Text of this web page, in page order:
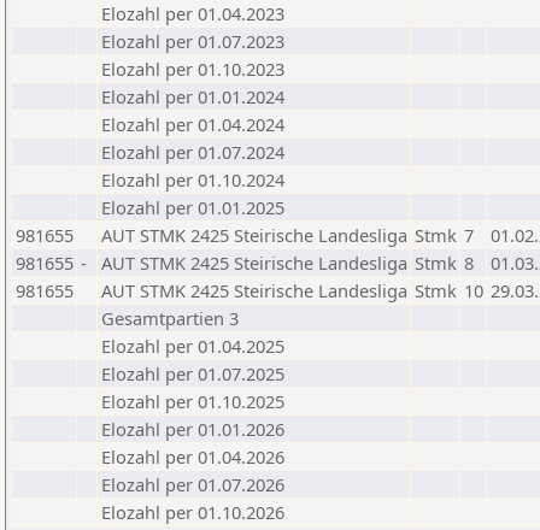
Elozahl per 01.04.2023
Elozahl per 01.07.2023
Elozahl per 01.10.2023
Elozahl per 01.01.2024
Elozahl per 01.04.2024
Elozahl per 01.07.2024
Elozahl per 01.10.2024
Elozahl per 01.01.2025
981655
AUT STMK 2425 Steirische Landesliga Stmk 7
981655 - AUT STMK 2425 Steirische Landesliga Stmk 8
981655
AUT STMK 2425 Steirische Landesliga Stmk 10
Gesamtpartien 3
Elozahl per 01.04.2025
Elozahl per 01.07.2025
Elozahl per 01.10.2025
Elozahl per 01.01.2026
Elozahl per 01.04.2026
Elozahl per 01.07.2026
Elozahl per 01.10.2026